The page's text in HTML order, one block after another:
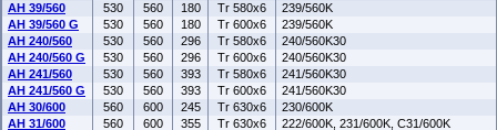
AH 39/560 530 560 180 Tr 580x6
239/560K
AH 39/560 G
530 560 180 Tr 600x6
239/560K
AH 240/560
530 560 296 Tr 580x6
240/560K30
AH 240/560 G
530 560 296 Tr 600x6
240/560K30
AH 241/560
530 560 393 Tr 580x6
241/560K30
AH 241/560 G
530 560 393 Tr 600x6
241/560K30
AH 30/600
560 600 245 Tr 630x6
230/600K
AH 31/600
560 600 355 Tr 630x6 222/600K, 231/600K, C31/600K